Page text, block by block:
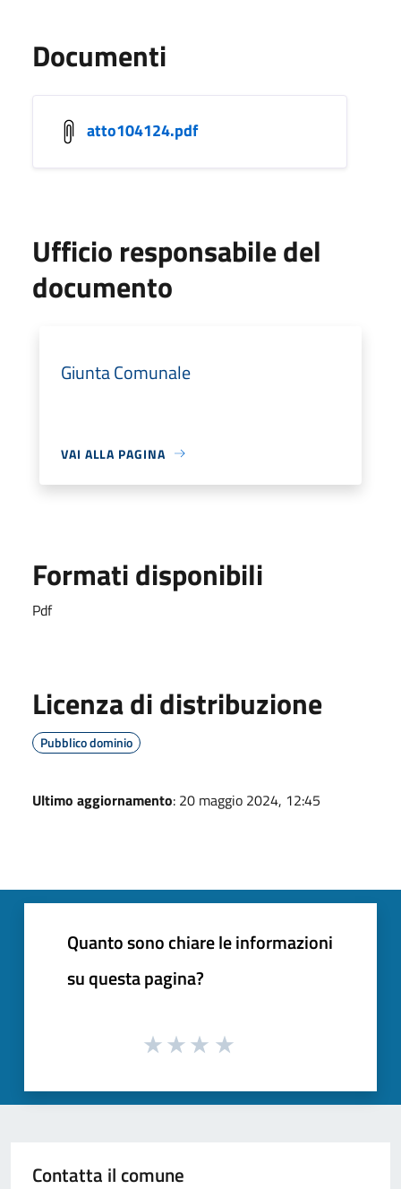
Documenti
atto104124.pdf
Ufficio responsabile del
documento
Giunta Comunale
VAI ALLA PAGINA
Formati disponibili
Pdf
Licenza di distribuzione
Pubblico dominio
Ultimo aggiornamento: 20 maggio 2024, 12:45
Quanto sono chiare le informazioni
su questa pagina?
Contatta il comune